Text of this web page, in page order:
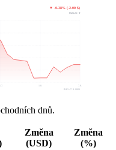
▼ -0.38% (-2.00 $)
$526.25 / T
7.8.
RSO • 7. 8. 2026
dnů.
Změna
(USD)
Změna
(%)